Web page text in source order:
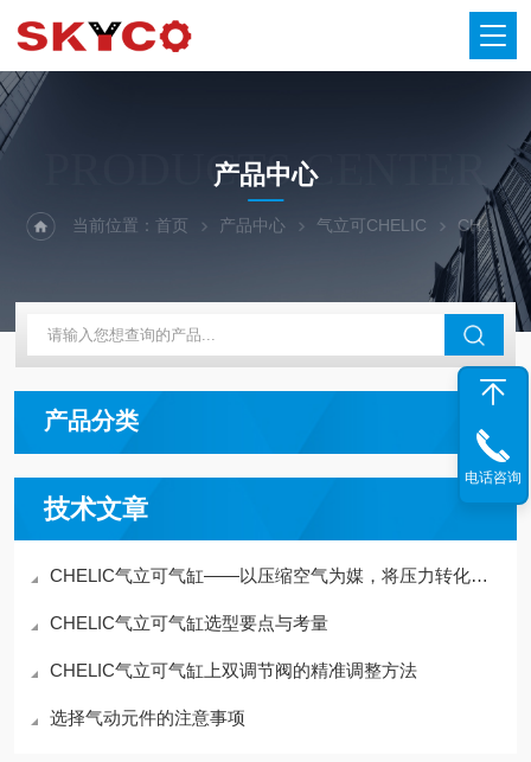
PRODUCTS CENTER
产品中心
当前位置：首页 产品中心 气立可CHELIC CHELIC调压器
产品分类
技术文章
CHELIC气立可气缸——以压缩空气为媒，将压力转化为机械“推拉力“
CHELIC气立可气缸选型要点与考量
CHELIC气立可气缸上双调节阀的精准调整方法
选择气动元件的注意事项
电话咨询